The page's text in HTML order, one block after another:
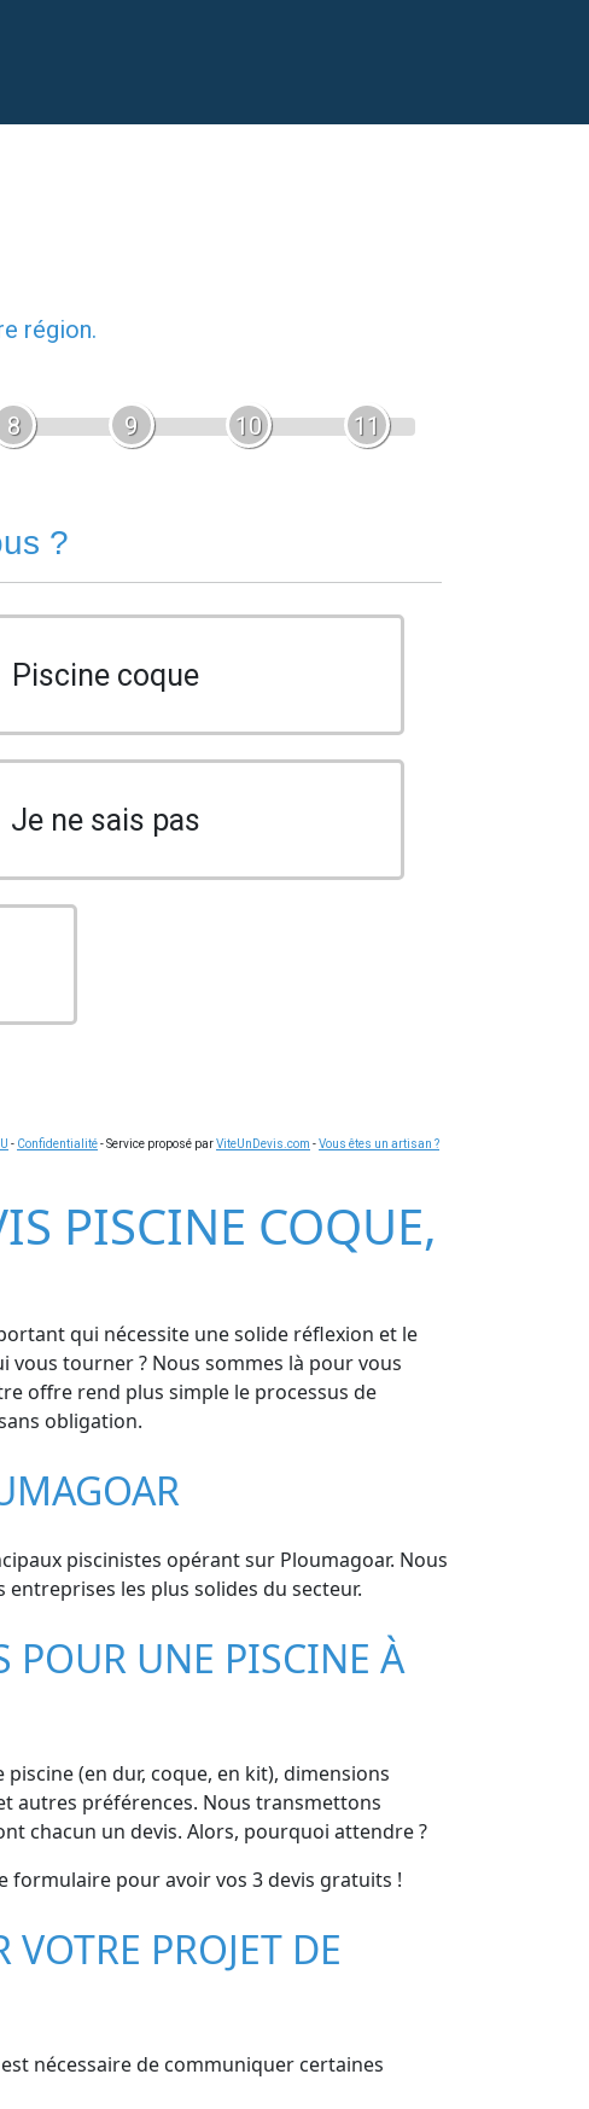
région.
8 9 10 11
?
Piscine coque
Je ne sais pas
- Confidentialité- Service proposé parViteUnDevis.com -Vous êtes un artisan ?
PISCINE COQUE,
qui nécessite une solide réflexion et le
vous tourner ? Nous sommes là pour vous
offre rend plus simple le processus de
obligation.
piscinistes opérant sur Ploumagoar. Nous
les plus solides du secteur.
POUR UNE PISCINE À
(en dur, coque, en kit), dimensions
autres préférences. Nous transmettons
chacun un devis. Alors, pourquoi attendre ?
formulaire pour avoir vos 3 devis gratuits !
PROJET DE
nécessaire de communiquer certaines